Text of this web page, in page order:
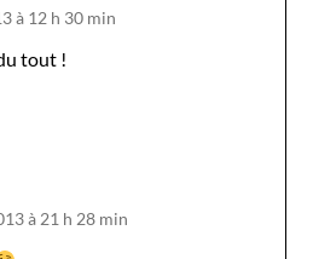
à 12 h 30 min
tout !
à 21 h 28 min